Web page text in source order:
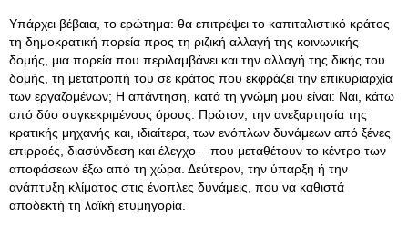
Υπάρχει βέβαια, το ερώτημα: θα επιτρέψει το καπιταλιστικό κράτος
τη δημοκρατική πορεία προς τη ριζική αλλαγή της κοινωνικής
δομής, μια πορεία που περιλαμβάνει και την αλλαγή της δικής του
δομής, τη μετατροπή του σε κράτος που εκφράζει την επικυριαρχία
των εργαζομένων; Η απάντηση, κατά τη γνώμη μου είναι: Ναι, κάτω
από δύο συγκεκριμένους όρους: Πρώτον, την ανεξαρτησία της
κρατικής μηχανής και, ιδιαίτερα, των ενόπλων δυνάμεων από ξένες
επιρροές, διασύνδεση και έλεγχο – που μεταθέτουν το κέντρο των
αποφάσεων έξω από τη χώρα. Δεύτερον, την ύπαρξη ή την
ανάπτυξη κλίματος στις ένοπλες δυνάμεις, που να καθιστά
αποδεκτή τη λαϊκή ετυμηγορία.